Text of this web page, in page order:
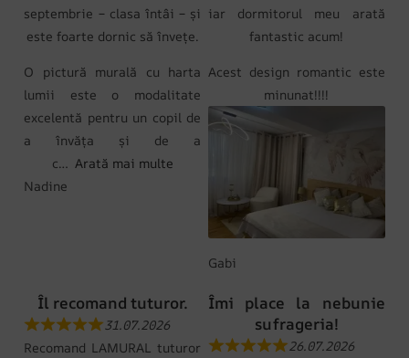
septembrie – clasa întâi – și
este foarte dornic să învețe.
O pictură murală cu harta
lumii este o modalitate
excelentă pentru un copil de
a învăța și de a
c
Arată mai multe
Nadine
iar dormitorul meu arată
fantastic acum!
Acest design romantic este
minunat!!!!
Gabi
Îl recomand tuturor.
31.07.2026
Recomand LAMURAL tuturor
Îmi place la nebunie
sufrageria!
26.07.2026